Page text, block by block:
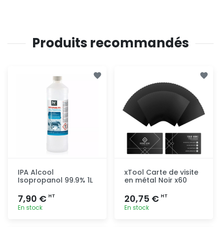
Produits recommandés
IPA Alcool
Isopropanol 99.9% 1L
7,90 € HT
En stock
xTool Carte de visite
en métal Noir x60
20,75 € HT
En stock